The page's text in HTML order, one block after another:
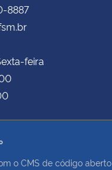
8887
feira
o CMS de código aberto